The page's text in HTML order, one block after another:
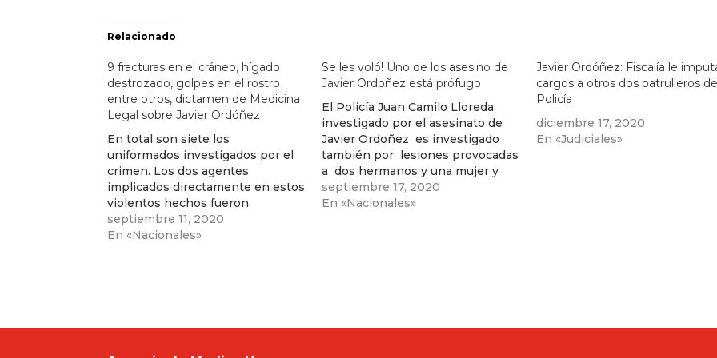
Relacionado
9 fracturas en el cráneo, hígado
destrozado, golpes en el rostro
entre otros, dictamen de Medicina
Legal sobre Javier Ordóñez
En total son siete los
uniformados investigados por el
crimen. Los dos agentes
implicados directamente en estos
violentos hechos fueron
destituidos de la institución.
septiembre 11, 2020
En «Nacionales»
Se les voló! Uno de los asesino de
Javier Ordoñez está prófugo
El Policía Juan Camilo Lloreda,
investigado por el asesinato de
Javier Ordoñez es investigado
también por lesiones provocadas
a dos hermanos y una mujer y
una menor de edad en otro
operativo policial. Se le voló a las
septiembre 17, 2020
En «Nacionales»
Javier Ordóñez: Fiscalía le
cargos a otros dos patrulleros
Policía
diciembre 17, 2020
En «Judiciales»